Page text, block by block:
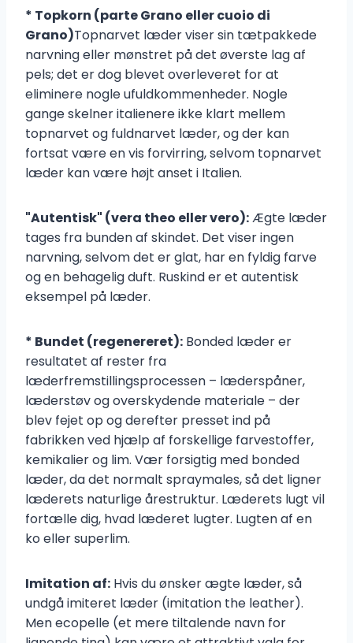
* Topkorn (parte Grano eller cuoio di
Grano)Topnarvet læder viser sin tætpakkede
narvning eller mønstret på det øverste lag af
pels; det er dog blevet overleveret for at
eliminere nogle ufuldkommenheder. Nogle
gange skelner italienere ikke klart mellem
topnarvet og fuldnarvet læder, og der kan
fortsat være en vis forvirring, selvom topnarvet
læder kan være højt anset i Italien.
"Autentisk" (vera theo eller vero):Ægte læder
tages fra bunden af skindet. Det viser ingen
narvning, selvom det er glat, har en fyldig farve
og en behagelig duft. Ruskind er et autentisk
eksempel på læder.
* Bundet (regenereret): Bonded læder er
resultatet af rester fra
læderfremstillingsprocessen – læderspåner,
læderstøv og overskydende materiale – der
blev fejet op og derefter presset ind på
fabrikken ved hjælp af forskellige farvestoffer,
kemikalier og lim. Vær forsigtig med bonded
læder, da det normalt spraymales, så det ligner
læderets naturlige årestruktur. Læderets lugt vil
fortælle dig, hvad læderet lugter. Lugten af en
ko eller superlim.
Imitation af: Hvis du ønsker ægte læder, så
undgå imiteret læder (imitation the leather).
Men ecopelle (et mere tiltalende navn for